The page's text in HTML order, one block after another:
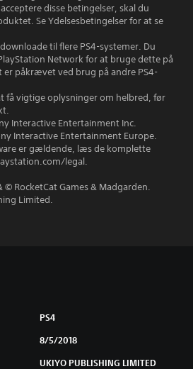
disse betingelser, skal du
Se Ydelsesbetingelser for at se
til flere PS4-systemer. Du
Network for at bruge dette på
påkrævet ved brug på andre PS4-
få vigtige oplysninger om helbred, før
Interactive Entertainment Inc.
Interactive Entertainment Europe.
er gældende, læs de komplette
legal.
RocketCat Games & Madgarden.
Limited.
PS4
8/5/2018
UKIYO PUBLISHING LIMITED